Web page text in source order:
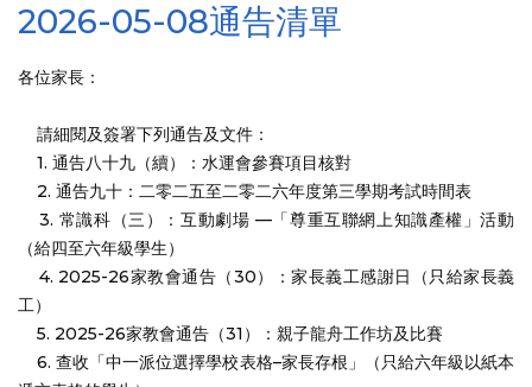
2026-05-08通告清單
各位家長：
請細閱及簽署下列通告及文件：
1. 通告八十九（續）：水運會參賽項目核對
2. 通告九十：二零二五至二零二六年度第三學期考試時間表
3. 常識科（三）：互動劇場 —「尊重互聯網上知識產權」活動
（給四至六年級學生）
4. 2025-26家教會通告（30）：家長義工感謝日（只給家長義
工）
5. 2025-26家教會通告（31）：親子龍舟工作坊及比賽
6. 查收「中一派位選擇學校表格–家長存根」（只給六年級以紙本